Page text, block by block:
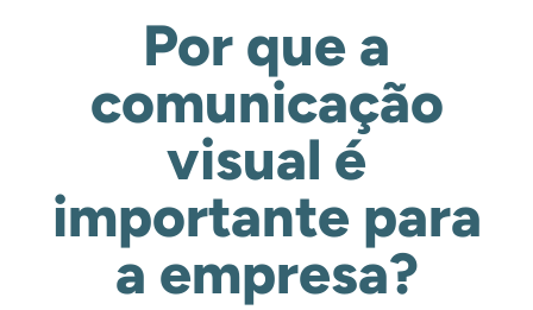
Por que a
comunicação
visual é
importante para
a empresa?